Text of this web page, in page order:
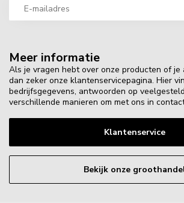
Meer informatie
Als je vragen hebt over onze producten of je
dan zeker onze klantenservicepagina. Hier
bedrijfsgegevens, antwoorden op
verschillende manieren om met ons in
Klantenservice
Bekijk onze